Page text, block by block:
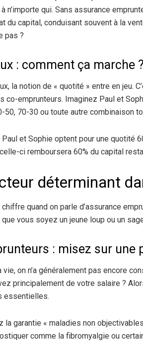
n’importe qui. Sans assurance
du capital, conduisant souvent à la
pas ?
: comment ça marche ?
la notion de « quotité » entre en jeu.
co-emprunteurs. Imaginez Paul et
50, 70-30 ou toute autre combinaison
et Sophie optent pour une quotité
ci remboursera 60% du capital
déterminant
chiffre quand on parle d’assurance
vous soyez un jeune loup ou un
: misez sur une
vie, on n’a généralement pas encore
principalement de votre salaire ?
essentielles.
la garantie « maladies non
comme la fibromyalgie ou